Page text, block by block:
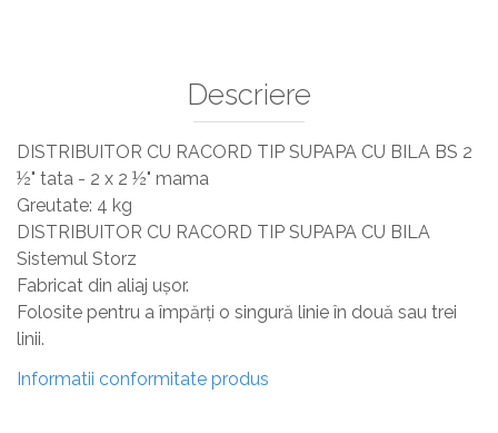
Descriere
DISTRIBUITOR CU RACORD TIP SUPAPA CU BILA BS 2
½" tata - 2 x 2 ½" mama
Greutate: 4 kg
DISTRIBUITOR CU RACORD TIP SUPAPA CU BILA
Sistemul Storz
Fabricat din aliaj ușor.
Folosite pentru a împărți o singură linie în două sau trei
linii.
Informatii conformitate produs